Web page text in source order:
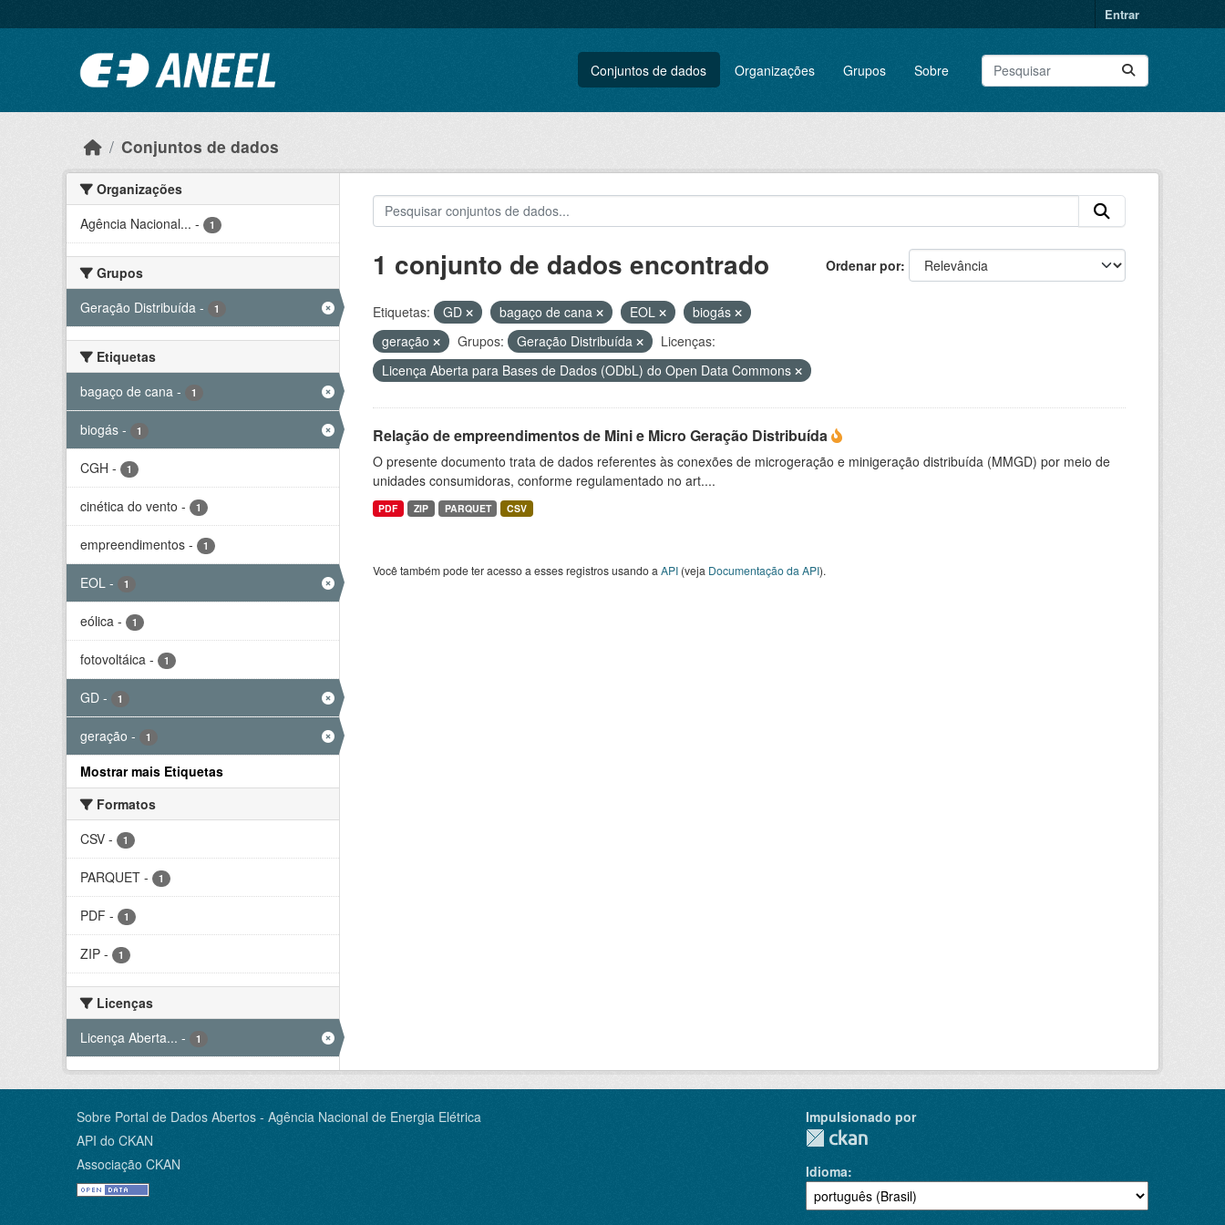
Entrar
Conjuntos de dados Organizações Grupos Sobre
Conjuntos de dados
Organizações
Agência Nacional... - 1
Grupos
Geração Distribuída - 1
Etiquetas
bagaço de cana - 1
biogás - 1
CGH - 1
cinética do vento - 1
empreendimentos - 1
EOL - 1
eólica - 1
fotovoltáica - 1
GD - 1
geração - 1
Mostrar mais Etiquetas
Formatos
CSV - 1
PARQUET - 1
PDF - 1
ZIP - 1
Licenças
Licença Aberta... - 1
Ordenar por
1 conjunto de dados encontrado
Etiquetas: GD bagaço de cana EOL
biogás
geração
Grupos: Geração Distribuída
Licenças:
Licença Aberta para Bases de Dados (ODbL) do Open Data Commons
Relação de empreendimentos de Mini e Micro Geração Distribuída
O presente documento trata de dados referentes às conexões de microgeração e minigeração distribuída (MMGD) por meio de
unidades consumidoras, conforme regulamentado no art....
PDF ZIP PARQUET CSV
Você também pode ter acesso a esses registros usando a API(veja Documentação da API).
Sobre Portal de Dados Abertos - Agência Nacional de Energia Elétrica
API do CKAN
Associação CKAN
Impulsionado por
Idioma